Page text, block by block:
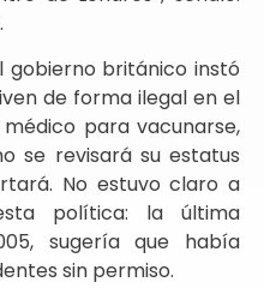
gobierno británico instó
de forma ilegal en el
para vacunarse,
se revisará su estatus
No estuvo claro a
política: la última
sugería que había
sin permiso.